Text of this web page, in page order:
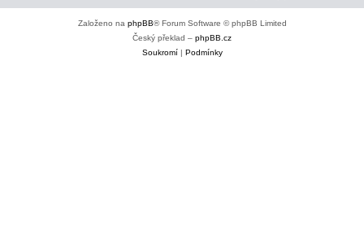
Založeno na phpBB® Forum Software © phpBB Limited
Český překlad – phpBB.cz
Soukromí| Podmínky